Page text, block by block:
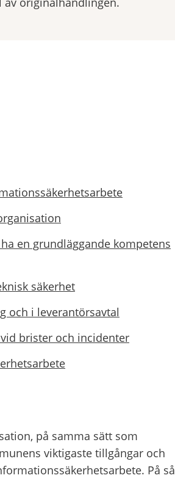
en grundläggande kompetens
säkerhet
och i leverantörsavtal
brister och incidenter
på samma sätt som
viktigaste tillgångar och
På så